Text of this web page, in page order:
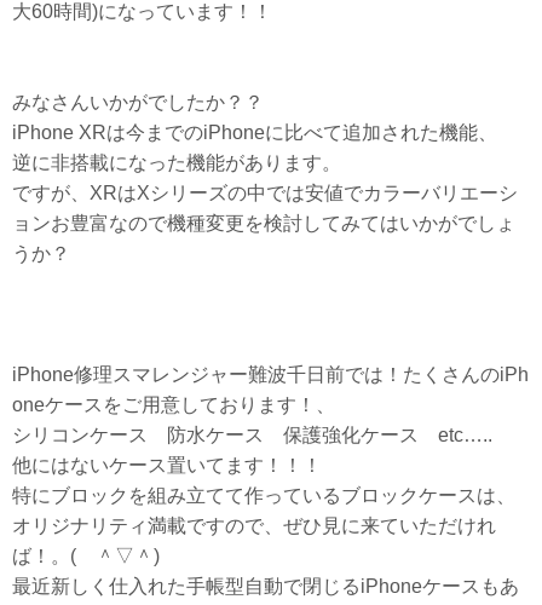
大60時間)になっています！！
みなさんいかがでしたか？？
iPhone XRは今までのiPhoneに比べて追加された機能、
逆に非搭載になった機能があります。
ですが、XRはXシリーズの中では安値でカラーバリエーシ
ョンお豊富なので機種変更を検討してみてはいかがでしょ
うか？
iPhone修理スマレンジャー難波千日前では！たくさんのiPh
oneケースをご用意しております！、
シリコンケース 防水ケース 保護強化ケース etc…..
他にはないケース置いてます！！！
特にブロックを組み立てて作っているブロックケースは、
オリジナリティ満載ですので、ぜひ見に来ていただけれ
ば！。( ＾▽＾)
最近新しく仕入れた手帳型自動で閉じるiPhoneケースもあ